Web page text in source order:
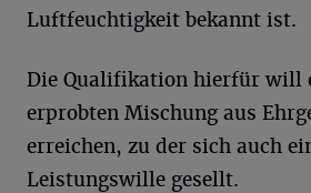
Luftfeuchtigkeit bekannt ist.
Die Qualifikation hierfür will
erprobten Mischung aus
erreichen, zu der sich auch
Leistungswille gesellt.